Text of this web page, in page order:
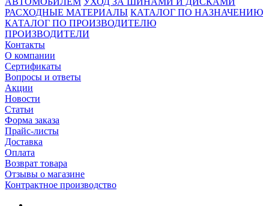
РАСХОДНЫЕ МАТЕРИАЛЫ КАТАЛОГ ПО НАЗНАЧЕНИЮ
КАТАЛОГ ПО ПРОИЗВОДИТЕЛЮ
ПРОИЗВОДИТЕЛИ
Контакты
О компании
Сертификаты
Вопросы и ответы
Акции
Новости
Статьи
Форма заказа
Прайс-листы
Доставка
Оплата
Возврат товара
Отзывы о магазине
Контрактное производство